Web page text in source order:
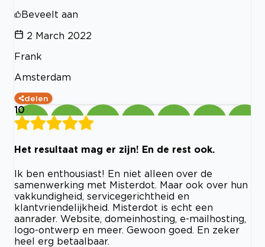
Beveelt aan
2 March 2022
Frank
Amsterdam
delen
10
Het resultaat mag er zijn! En de rest ook.
Ik ben enthousiast! En niet alleen over de
samenwerking met Misterdot. Maar ook over hun
vakkundigheid, servicegerichtheid en
klantvriendelijkheid. Misterdot is echt een
aanrader. Website, domeinhosting, e-mailhosting,
logo-ontwerp en meer. Gewoon goed. En zeker
heel erg betaalbaar.